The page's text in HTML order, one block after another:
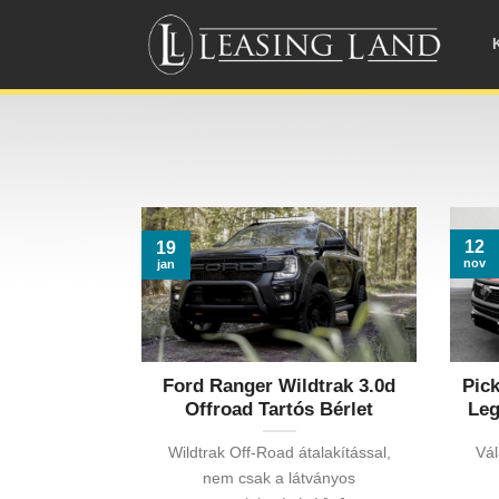
Ford Ranger Wildtrak 3.0d
Offroad Tartós Bérlet
Wildtrak Off-Road átalakítással,
nem csak a látványos
19
jan
12
nov